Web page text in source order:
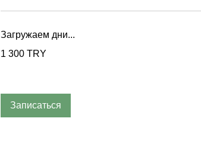
Загружаем дни...
турецких
1 300 TRY
Записаться